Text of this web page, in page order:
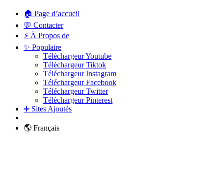
🏠 Page d’accueil
💬 Contacter
⚡ À Propos de
✨ Populaire
Téléchargeur Youtube
Téléchargeur Tiktok
Téléchargeur Instagram
Téléchargeur Facebook
Téléchargeur Twitter
Téléchargeur Pinterest
➕ Sites Ajoutés
🌎 Français